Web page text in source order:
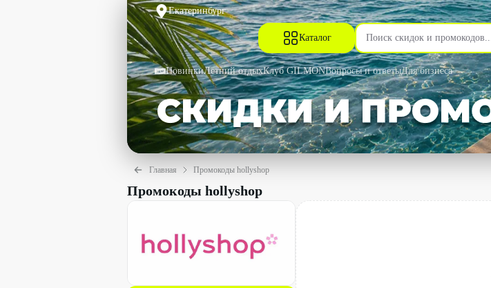
Екатеринбург
Каталог
НовинкиЛетний отдыхКлуб GILMONВопросы и ответыДля бизнеса
Главная Промокоды hollyshop
Промокоды hollyshop